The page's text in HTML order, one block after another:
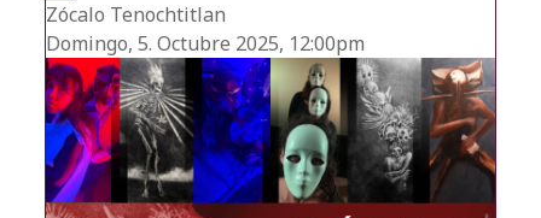
Zócalo Tenochtitlan
Domingo, 5. Octubre 2025, 12:00pm